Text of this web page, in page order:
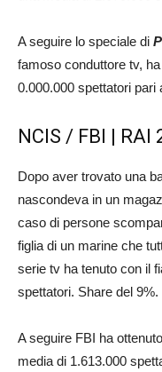
A seguire lo speciale di
famoso conduttore tv,
0.000.000 spettatori pari
NCIS / FBI | RAI
Dopo aver trovato una
nascondeva in un
caso di persone
figlia di un marine che
serie tv ha tenuto con il
spettatori. Share del 9%.
A seguire FBI ha
media di 1.613.000